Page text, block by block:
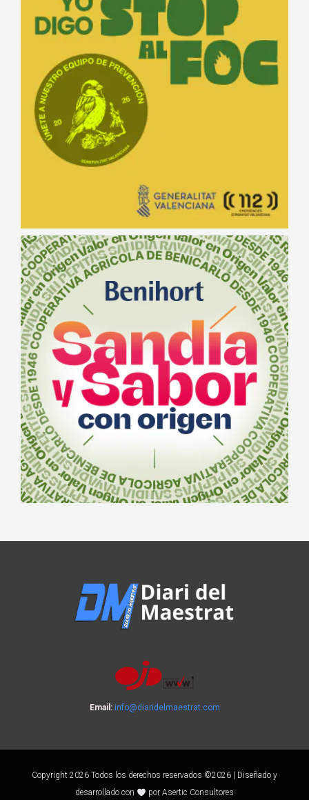
Email: info@diaridelmaestrat.com
Copyright 2026 Todos los derechos reservados ©2026 | Diseñado y
desarrollado con
por Asertic Consultores